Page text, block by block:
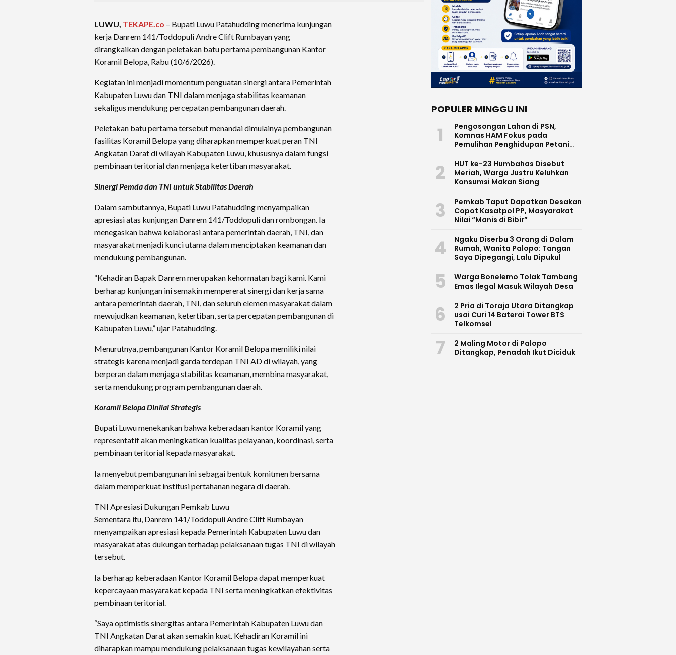
LUWU, TEKAPE.co – Bupati Luwu Patahudding menerima kunjungan
kerja Danrem 141/Toddopuli Andre Clift Rumbayan yang
dirangkaikan dengan peletakan batu pertama pembangunan Kantor
Koramil Belopa, Rabu (10/6/2026).
Kegiatan ini menjadi momentum penguatan sinergi antara Pemerintah
Kabupaten Luwu dan TNI dalam menjaga stabilitas keamanan
sekaligus mendukung percepatan pembangunan daerah.
Peletakan batu pertama tersebut menandai dimulainya pembangunan
fasilitas Koramil Belopa yang diharapkan memperkuat peran TNI
Angkatan Darat di wilayah Kabupaten Luwu, khususnya dalam fungsi
pembinaan teritorial dan menjaga ketertiban masyarakat.
Sinergi Pemda dan TNI untuk Stabilitas Daerah
Dalam sambutannya, Bupati Luwu Patahudding menyampaikan
apresiasi atas kunjungan Danrem 141/Toddopuli dan rombongan. Ia
menegaskan bahwa kolaborasi antara pemerintah daerah, TNI, dan
masyarakat menjadi kunci utama dalam menciptakan keamanan dan
mendukung pembangunan.
“Kehadiran Bapak Danrem merupakan kehormatan bagi kami. Kami
berharap kunjungan ini semakin mempererat sinergi dan kerja sama
antara pemerintah daerah, TNI, dan seluruh elemen masyarakat dalam
mewujudkan keamanan, ketertiban, serta percepatan pembangunan di
Kabupaten Luwu,” ujar Patahudding.
Menurutnya, pembangunan Kantor Koramil Belopa memiliki nilai
strategis karena menjadi garda terdepan TNI AD di wilayah, yang
berperan dalam menjaga stabilitas keamanan, membina masyarakat,
serta mendukung program pembangunan daerah.
Koramil Belopa Dinilai Strategis
Bupati Luwu menekankan bahwa keberadaan kantor Koramil yang
representatif akan meningkatkan kualitas pelayanan, koordinasi, serta
pembinaan teritorial kepada masyarakat.
Ia menyebut pembangunan ini sebagai bentuk komitmen bersama
dalam memperkuat institusi pertahanan negara di daerah.
TNI Apresiasi Dukungan Pemkab Luwu
Sementara itu, Danrem 141/Toddopuli Andre Clift Rumbayan
menyampaikan apresiasi kepada Pemerintah Kabupaten Luwu dan
masyarakat atas dukungan terhadap pelaksanaan tugas TNI di wilayah
tersebut.
Ia berharap keberadaan Kantor Koramil Belopa dapat memperkuat
kepercayaan masyarakat kepada TNI serta meningkatkan efektivitas
pembinaan teritorial.
“Saya optimistis sinergitas antara Pemerintah Kabupaten Luwu dan
TNI Angkatan Darat akan semakin kuat. Kehadiran Koramil ini
diharapkan mampu mendukung pelaksanaan tugas kewilayahan serta
POPULER MINGGU INI
1
Pengosongan Lahan di PSN,
Komnas HAM Fokus pada
Pemulihan Penghidupan Petani
2
HUT ke-23 Humbahas Disebut
Meriah, Warga Justru Keluhkan
Konsumsi Makan Siang
3
Pemkab Taput Dapatkan Desakan
Copot Kasatpol PP, Masyarakat
Nilai “Manis di Bibir”
4
Ngaku Diserbu 3 Orang di Dalam
Rumah, Wanita Palopo: Tangan
Saya Dipegangi, Lalu Dipukul
5
Warga Bonelemo Tolak Tambang
Emas Ilegal Masuk Wilayah Desa
6
2 Pria di Toraja Utara Ditangkap
usai Curi 14 Baterai Tower BTS
Telkomsel
7
2 Maling Motor di Palopo
Ditangkap, Penadah Ikut Diciduk